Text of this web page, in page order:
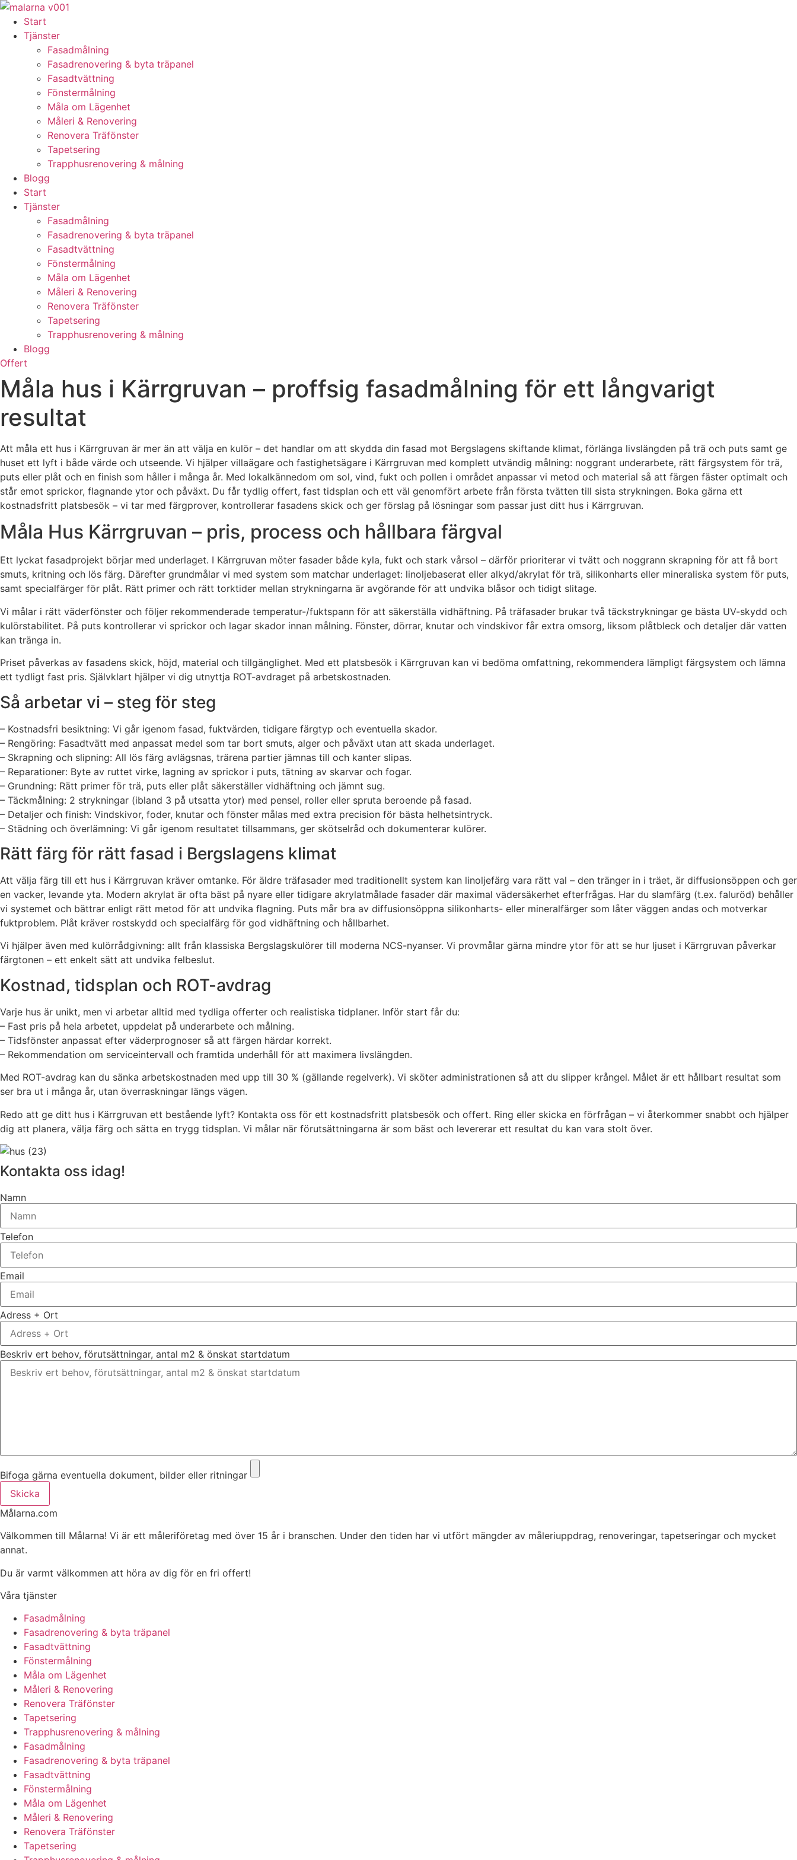
Skip
content
Start
Tjänster
Fasadmålning
Fasadrenovering & byta träpanel
Fasadtvättning
Fönstermålning
Måla om Lägenhet
Måleri & Renovering
Renovera Träfönster
Tapetsering
Trapphusrenovering & målning
Blogg
Start
Tjänster
Fasadmålning
Fasadrenovering & byta träpanel
Fasadtvättning
Fönstermålning
Måla om Lägenhet
Måleri & Renovering
Renovera Träfönster
Tapetsering
Trapphusrenovering & målning
Blogg
Offert
Måla hus i Kärrgruvan – proffsig fasadmålning för ett långvarigt
resultat
Att måla ett hus i Kärrgruvan är mer än att välja en kulör – det handlar om att skydda din fasad mot Bergslagens skiftande klimat, förlänga livslängden på trä och puts samt ge
huset ett lyft i både värde och utseende. Vi hjälper villaägare och fastighetsägare i Kärrgruvan med komplett utvändig målning: noggrant underarbete, rätt färgsystem för trä,
puts eller plåt och en finish som håller i många år. Med lokalkännedom om sol, vind, fukt och pollen i området anpassar vi metod och material så att färgen fäster optimalt och
står emot sprickor, flagnande ytor och påväxt. Du får tydlig offert, fast tidsplan och ett väl genomfört arbete från första tvätten till sista strykningen. Boka gärna ett
kostnadsfritt platsbesök – vi tar med färgprover, kontrollerar fasadens skick och ger förslag på lösningar som passar just ditt hus i Kärrgruvan.
Måla Hus Kärrgruvan – pris, process och hållbara färgval
Ett lyckat fasadprojekt börjar med underlaget. I Kärrgruvan möter fasader både kyla, fukt och stark vårsol – därför prioriterar vi tvätt och noggrann skrapning för att få bort
smuts, kritning och lös färg. Därefter grundmålar vi med system som matchar underlaget: linoljebaserat eller alkyd/akrylat för trä, silikonharts eller mineraliska system för puts,
samt specialfärger för plåt. Rätt primer och rätt torktider mellan strykningarna är avgörande för att undvika blåsor och tidigt slitage.
Vi målar i rätt väderfönster och följer rekommenderade temperatur-/fuktspann för att säkerställa vidhäftning. På träfasader brukar två täckstrykningar ge bästa UV-skydd och
kulörstabilitet. På puts kontrollerar vi sprickor och lagar skador innan målning. Fönster, dörrar, knutar och vindskivor får extra omsorg, liksom plåtbleck och detaljer där vatten
kan tränga in.
Priset påverkas av fasadens skick, höjd, material och tillgänglighet. Med ett platsbesök i Kärrgruvan kan vi bedöma omfattning, rekommendera lämpligt färgsystem och lämna
ett tydligt fast pris. Självklart hjälper vi dig utnyttja ROT-avdraget på arbetskostnaden.
Så arbetar vi – steg för steg
– Kostnadsfri besiktning: Vi går igenom fasad, fuktvärden, tidigare färgtyp och eventuella skador.
– Rengöring: Fasadtvätt med anpassat medel som tar bort smuts, alger och påväxt utan att skada underlaget.
– Skrapning och slipning: All lös färg avlägsnas, trärena partier jämnas till och kanter slipas.
– Reparationer: Byte av ruttet virke, lagning av sprickor i puts, tätning av skarvar och fogar.
– Grundning: Rätt primer för trä, puts eller plåt säkerställer vidhäftning och jämnt sug.
– Täckmålning: 2 strykningar (ibland 3 på utsatta ytor) med pensel, roller eller spruta beroende på fasad.
– Detaljer och finish: Vindskivor, foder, knutar och fönster målas med extra precision för bästa helhetsintryck.
– Städning och överlämning: Vi går igenom resultatet tillsammans, ger skötselråd och dokumenterar kulörer.
Rätt färg för rätt fasad i Bergslagens klimat
Att välja färg till ett hus i Kärrgruvan kräver omtanke. För äldre träfasader med traditionellt system kan linoljefärg vara rätt val – den tränger in i träet, är diffusionsöppen och ger
en vacker, levande yta. Modern akrylat är ofta bäst på nyare eller tidigare akrylatmålade fasader där maximal vädersäkerhet efterfrågas. Har du slamfärg (t.ex. faluröd) behåller
vi systemet och bättrar enligt rätt metod för att undvika flagning. Puts mår bra av diffusionsöppna silikonharts- eller mineralfärger som låter väggen andas och motverkar
fuktproblem. Plåt kräver rostskydd och specialfärg för god vidhäftning och hållbarhet.
Vi hjälper även med kulörrådgivning: allt från klassiska Bergslagskulörer till moderna NCS-nyanser. Vi provmålar gärna mindre ytor för att se hur ljuset i Kärrgruvan påverkar
färgtonen – ett enkelt sätt att undvika felbeslut.
Kostnad, tidsplan och ROT-avdrag
Varje hus är unikt, men vi arbetar alltid med tydliga offerter och realistiska tidplaner. Inför start får du:
– Fast pris på hela arbetet, uppdelat på underarbete och målning.
– Tidsfönster anpassat efter väderprognoser så att färgen härdar korrekt.
– Rekommendation om serviceintervall och framtida underhåll för att maximera livslängden.
Med ROT-avdrag kan du sänka arbetskostnaden med upp till 30 % (gällande regelverk). Vi sköter administrationen så att du slipper krångel. Målet är ett hållbart resultat som
ser bra ut i många år, utan överraskningar längs vägen.
Redo att ge ditt hus i Kärrgruvan ett bestående lyft? Kontakta oss för ett kostnadsfritt platsbesök och offert. Ring eller skicka en förfrågan – vi återkommer snabbt och hjälper
dig att planera, välja färg och sätta en trygg tidsplan. Vi målar när förutsättningarna är som bäst och levererar ett resultat du kan vara stolt över.
Kontakta oss idag!
Namn
Telefon
Email
Adress + Ort
Beskriv ert behov, förutsättningar, antal m2 & önskat startdatum
Bifoga gärna eventuella dokument, bilder eller ritningar
Skicka
Målarna.com
Välkommen till Målarna! Vi är ett måleriföretag med över 15 år i branschen. Under den tiden har vi utfört mängder av måleriuppdrag, renoveringar, tapetseringar och mycket
annat.
Du är varmt välkommen att höra av dig för en fri offert!
Våra tjänster
Fasadmålning
Fasadrenovering & byta träpanel
Fasadtvättning
Fönstermålning
Måla om Lägenhet
Måleri & Renovering
Renovera Träfönster
Tapetsering
Trapphusrenovering & målning
Fasadmålning
Fasadrenovering & byta träpanel
Fasadtvättning
Fönstermålning
Måla om Lägenhet
Måleri & Renovering
Renovera Träfönster
Tapetsering